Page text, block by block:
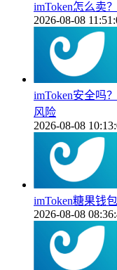
imToken怎么卖
2026-08-08
imToken安全吗
风险
2026-08-08
imToken糖果钱
2026-08-08